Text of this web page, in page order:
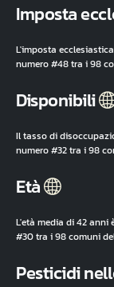
Imposta
L'imposta
numero #48 tra i 98
Disponibili
Il tasso di
numero #32 tra i 98
Età
L'età media di 42 anni
#30 tra i 98 comuni
Pesticidi